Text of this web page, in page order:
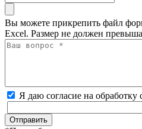
Вы можете прикрепить файл
Excel. Размер не должен
Я даю согласие на обработку